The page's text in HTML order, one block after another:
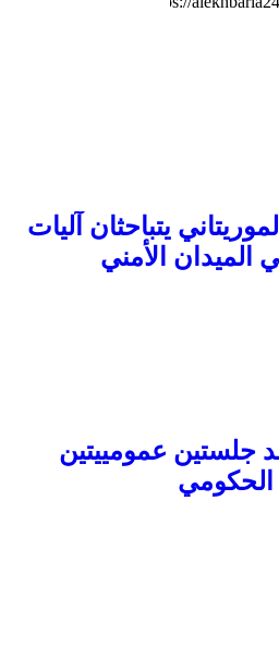
يتباحثان آليات
الميدان الأمني
جلستين عمومييتين
الحكومي